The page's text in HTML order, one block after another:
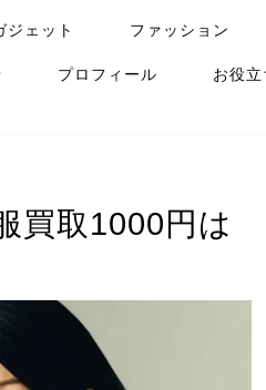
ジェット ファッション
プロフィール お役
買取1000円は